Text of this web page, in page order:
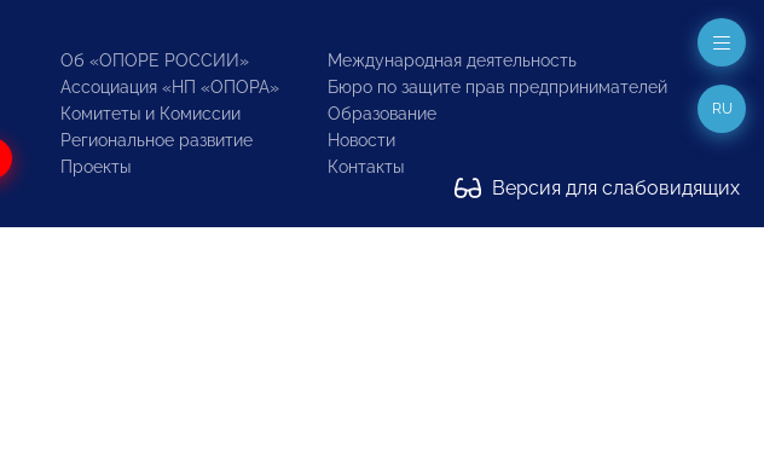
Об «ОПОРЕ РОССИИ»
Ассоциация «НП «ОПОРА»
Комитеты и Комиссии
Региональное развитие
Проекты
Международная деятельность
Бюро по защите прав предпринимателей
Образование
Новости
Контакты
Версия для слабовидящих
RU